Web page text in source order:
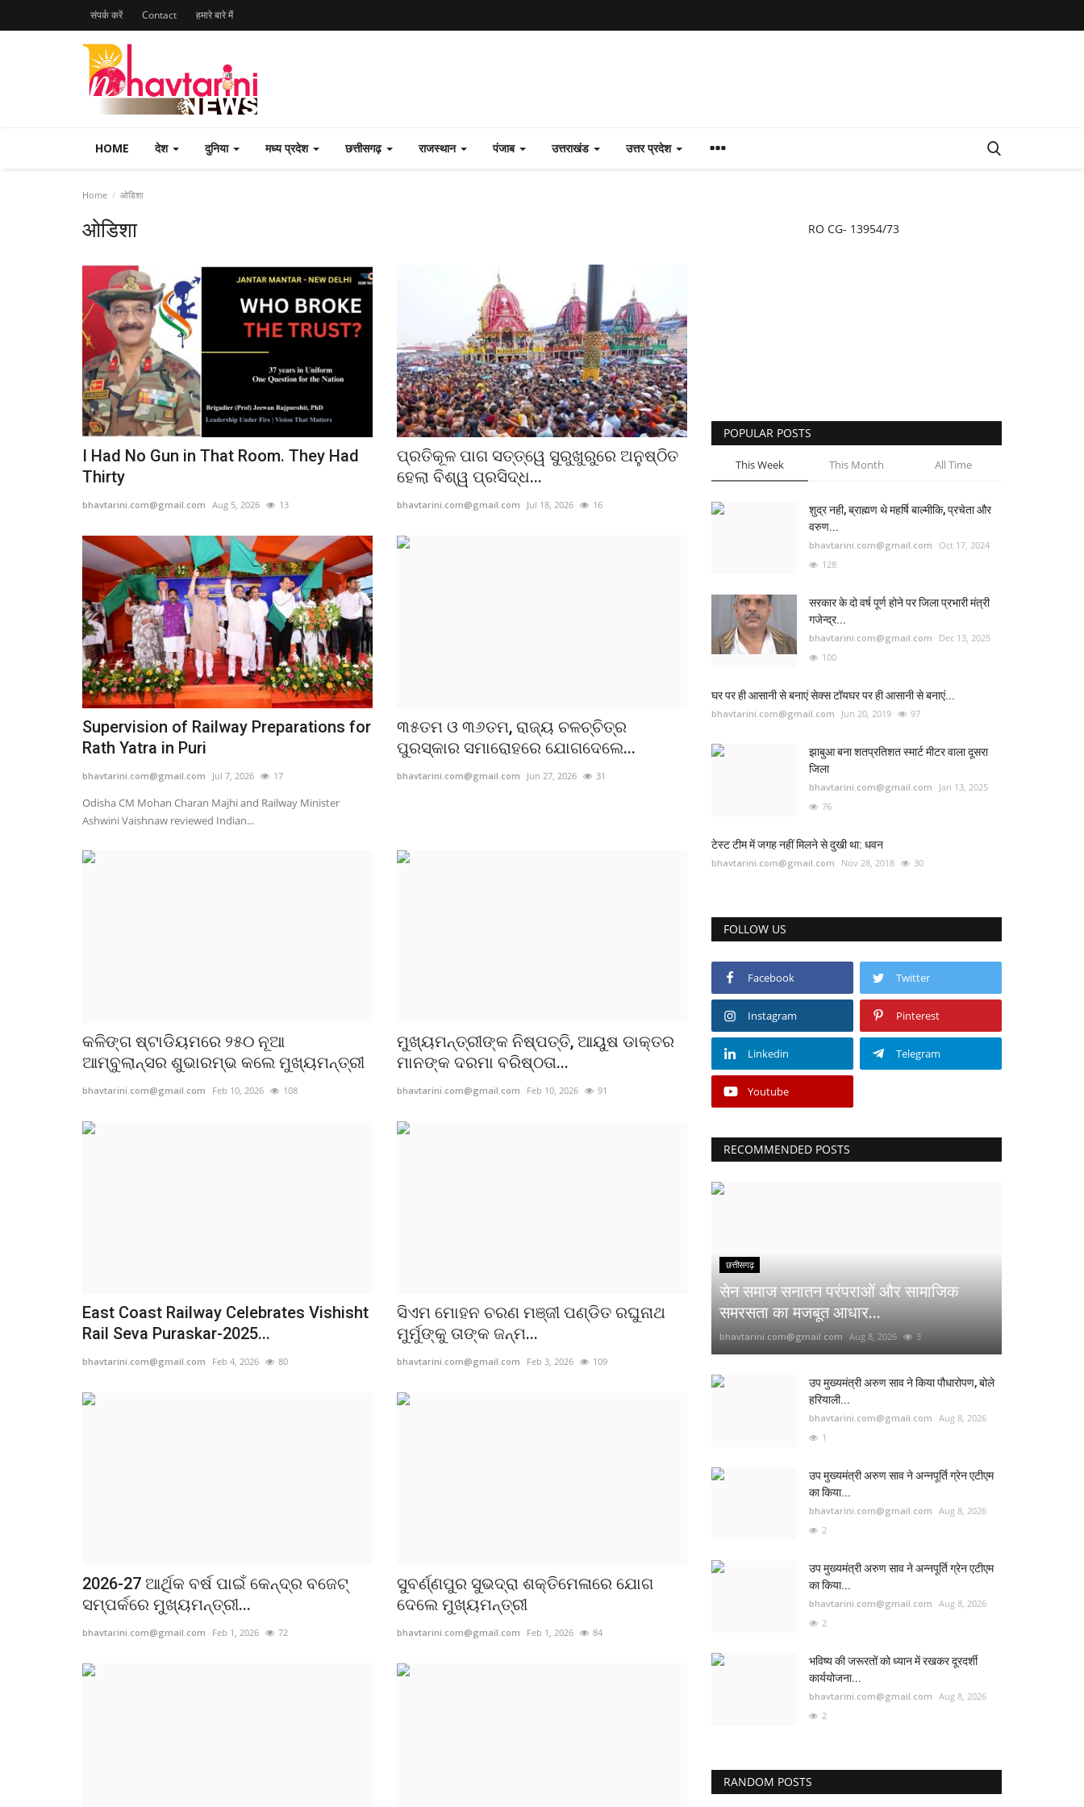
संपर्क करें Contact हमारे बारे मेंं
HOME देश दुनिया मध्य प्रदेश छत्तीसगढ़ राजस्थान पंजाब उत्तराखंड उत्तर प्रदेश
Home ओडिशा
ओडिशा
I Had No Gun in That Room. They Had
Thirty
bhavtarini.com@gmail.com Aug 5, 2026 13
ପ୍ରତିକୂଳ ପାଗ ସତ୍ତ୍ୱେ ସୁରୁଖୁରୁରେ ଅନୁଷ୍ଠିତ
ହେଲା ବିଶ୍ୱ ପ୍ରସିଦ୍ଧ...
bhavtarini.com@gmail.com Jul 18, 2026 16
Supervision of Railway Preparations for
Rath Yatra in Puri
bhavtarini.com@gmail.com Jul 7, 2026 17
Odisha CM Mohan Charan Majhi and Railway Minister
Ashwini Vaishnaw reviewed Indian...
୩୫ତମ ଓ ୩୬ତମ, ​ରାଜ୍ୟ ଚଳଚ୍ଚିତ୍ର
ପୁରସ୍କାର ସମାରୋହରେ ଯୋଗଦେଲେ...
bhavtarini.com@gmail.com Jun 27, 2026 31
କଳିଙ୍ଗ ଷ୍ଟାଡିୟମରେ ୨୫୦ ନୂଆ
ଆମ୍ବୁଲାନ୍ସର ଶୁଭାରମ୍ଭ କଲେ ମୁଖ୍ୟମନ୍ତ୍ରୀ
bhavtarini.com@gmail.com Feb 10, 2026 108
ମୁଖ୍ୟମନ୍ତ୍ରୀଙ୍କ ନିଷ୍ପତ୍ତି, ଆୟୁଷ ଡାକ୍ତର
ମାନଙ୍କ ଦରମା ବରିଷ୍ଠତା...
bhavtarini.com@gmail.com Feb 10, 2026 91
East Coast Railway Celebrates Vishisht
Rail Seva Puraskar-2025...
bhavtarini.com@gmail.com Feb 4, 2026 80
ସିଏମ ମୋହନ ଚରଣ ମଞ୍ଜୀ ପଣ୍ଡିତ ରଘୁନାଥ
ମୁର୍ମୁଙ୍କୁ ତାଙ୍କ ଜନ୍ମ...
bhavtarini.com@gmail.com Feb 3, 2026 109
2026-27 ଆର୍ଥିକ ବର୍ଷ ପାଇଁ କେନ୍ଦ୍ର ବଜେଟ୍
ସମ୍ପର୍କରେ ମୁଖ୍ୟମନ୍ତ୍ରୀ...
bhavtarini.com@gmail.com Feb 1, 2026 72
ସୁବର୍ଣ୍ଣପୁର ସୁଭଦ୍ରା ଶକ୍ତିମେଳାରେ ଯୋଗ
ଦେଲେ ମୁଖ୍ୟମନ୍ତ୍ରୀ
bhavtarini.com@gmail.com Feb 1, 2026 84
RO CG- 13954/73
POPULAR POSTS
This Week This Month All Time
शुद्र नही, ब्राह्मण थे महर्षि बाल्मीकि, प्रचेता और
वरुण...
bhavtarini.com@gmail.com
Oct 17, 2024
128
सरकार के दो वर्ष पूर्ण होने पर जिला प्रभारी मंत्री
गजेन्द्र...
bhavtarini.com@gmail.com
Dec 13, 2025
100
घर पर ही आसानी से बनाएं सेक्स टॉयघर पर ही आसानी से बनाएं...
bhavtarini.com@gmail.com Jun 20, 2019 97
झाबुआ बना शतप्रतिशत स्मार्ट मीटर वाला दूसरा
जिला
bhavtarini.com@gmail.com
Jan 13, 2025
76
टेस्ट टीम में जगह नहीं मिलने से दुखी था: धवन
bhavtarini.com@gmail.com Nov 28, 2018 30
FOLLOW US
Facebook Twitter
Instagram Pinterest
Linkedin Telegram
Youtube
RECOMMENDED POSTS
छत्तीसगढ़
सेन समाज सनातन परंपराओं और सामाजिक
समरसता का मजबूत आधार...
bhavtarini.com@gmail.com Aug 8, 2026 3
उप मुख्यमंत्री अरुण साव ने किया पौधारोपण, बोले
हरियाली...
bhavtarini.com@gmail.com Aug 8, 2026
1
उप मुख्यमंत्री अरुण साव ने अन्नपूर्ति ग्रेन एटीएम
का किया...
bhavtarini.com@gmail.com Aug 8, 2026
2
उप मुख्यमंत्री अरुण साव ने अन्नपूर्ति ग्रेन एटीएम
का किया...
bhavtarini.com@gmail.com Aug 8, 2026
2
भविष्य की जरूरतों को ध्यान में रखकर दूरदर्शी
कार्ययोजना...
bhavtarini.com@gmail.com Aug 8, 2026
2
RANDOM POSTS